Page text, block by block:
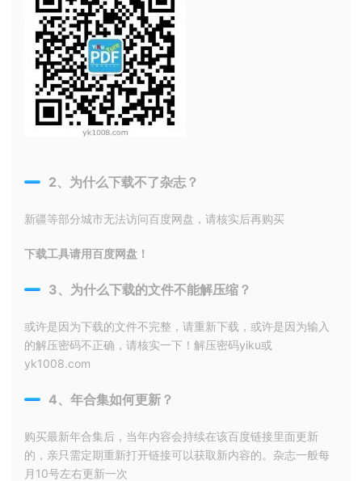
2、为什么下载不了杂志？
新疆等部分城市无法访问百度网盘，请核实后再购买
下载工具请用百度网盘！
3、为什么下载的文件不能解压缩？
或许是因为下载的文件不完整，请重新下载，或许是因为输入
的解压密码不正确，请核实一下！解压密码yiku或
yk1008.com
4、年合集如何更新？
购买最新年合集后，当年内容会持续在该百度链接里面更新
的，亲只需定期重新打开链接可以获取新内容的。杂志一般每
月10号左右更新一次